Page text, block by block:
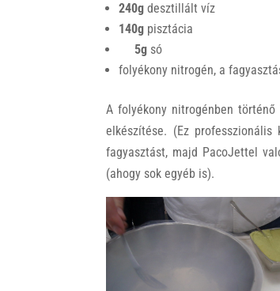
240g desztillált víz
140g pisztácia
5g só
folyékony nitrogén, a
A folyékony nitrogénben
elkészítése. (Ez
fagyasztást, majd PacoJettel
(ahogy sok egyéb is).